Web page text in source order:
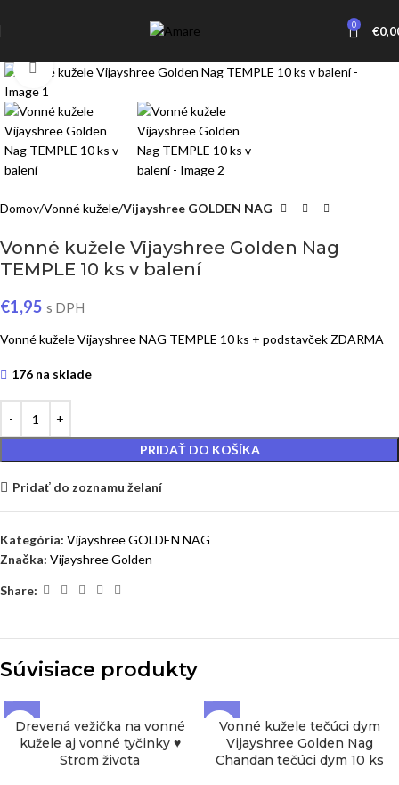
0 €
Click to enlarge
Domov Vonné kužele Vijayshree GOLDEN NAG
Vonné kužele Vijayshree Golden Nag
TEMPLE 10 ks v balení
€1,95 s DPH
Vonné kužele Vijayshree NAG TEMPLE 10 ks + podstavček ZDARMA
176 na sklade
PRIDAŤ DO KOŠÍKA
Pridať do zoznamu želaní
Kategória: Vijayshree GOLDEN NAG
Značka: Vijayshree Golden
Share:
Súvisiace produkty
VYPREDANÉ
Drevená vežička na vonné
kužele aj vonné tyčinky ♥
Strom života
Vonné kužele tečúci dym
Vijayshree Golden Nag
Chandan tečúci dym 10 ks